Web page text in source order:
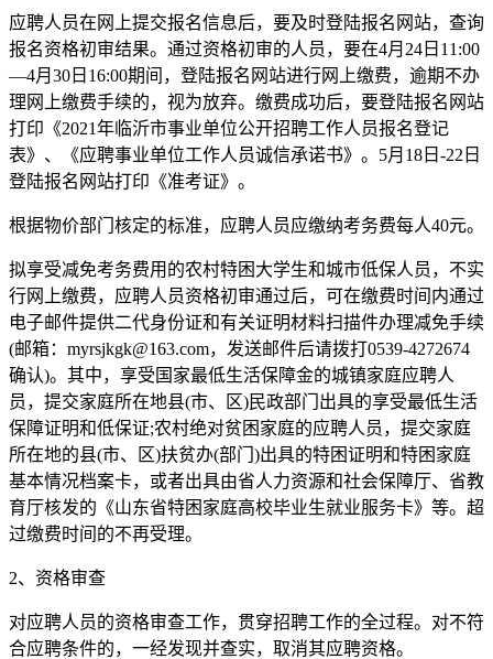
应聘人员在网上提交报名信息后，要及时登陆报名网站，查询
报名资格初审结果。通过资格初审的人员，要在4月24日11:00
—4月30日16:00期间，登陆报名网站进行网上缴费，逾期不办
理网上缴费手续的，视为放弃。缴费成功后，要登陆报名网站
打印《2021年临沂市事业单位公开招聘工作人员报名登记
表》、《应聘事业单位工作人员诚信承诺书》。5月18日-22日
登陆报名网站打印《准考证》。
根据物价部门核定的标准，应聘人员应缴纳考务费每人40元。
拟享受减免考务费用的农村特困大学生和城市低保人员，不实
行网上缴费，应聘人员资格初审通过后，可在缴费时间内通过
电子邮件提供二代身份证和有关证明材料扫描件办理减免手续
(邮箱：myrsjkgk@163.com，发送邮件后请拨打0539-4272674
确认)。其中，享受国家最低生活保障金的城镇家庭应聘人
员，提交家庭所在地县(市、区)民政部门出具的享受最低生活
保障证明和低保证;农村绝对贫困家庭的应聘人员，提交家庭
所在地的县(市、区)扶贫办(部门)出具的特困证明和特困家庭
基本情况档案卡，或者出具由省人力资源和社会保障厅、省教
育厅核发的《山东省特困家庭高校毕业生就业服务卡》等。超
过缴费时间的不再受理。
2、资格审查
对应聘人员的资格审查工作，贯穿招聘工作的全过程。对不符
合应聘条件的，一经发现并查实，取消其应聘资格。